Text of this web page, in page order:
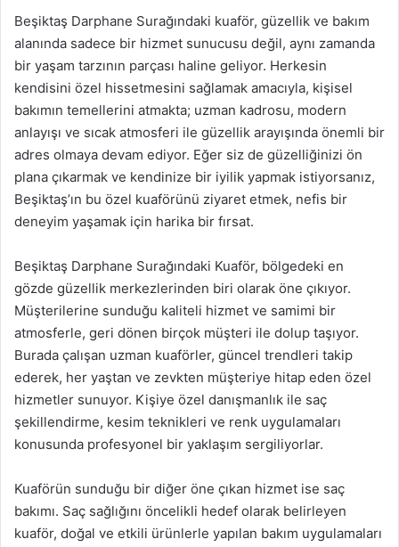
Beşiktaş Darphane Surağındaki kuaför, güzellik ve bakım
alanında sadece bir hizmet sunucusu değil, aynı zamanda
bir yaşam tarzının parçası haline geliyor. Herkesin
kendisini özel hissetmesini sağlamak amacıyla, kişisel
bakımın temellerini atmakta; uzman kadrosu, modern
anlayışı ve sıcak atmosferi ile güzellik arayışında önemli bir
adres olmaya devam ediyor. Eğer siz de güzelliğinizi ön
plana çıkarmak ve kendinize bir iyilik yapmak istiyorsanız,
Beşiktaş’ın bu özel kuaförünü ziyaret etmek, nefis bir
deneyim yaşamak için harika bir fırsat.
Beşiktaş Darphane Surağındaki Kuaför, bölgedeki en
gözde güzellik merkezlerinden biri olarak öne çıkıyor.
Müşterilerine sunduğu kaliteli hizmet ve samimi bir
atmosferle, geri dönen birçok müşteri ile dolup taşıyor.
Burada çalışan uzman kuaförler, güncel trendleri takip
ederek, her yaştan ve zevkten müşteriye hitap eden özel
hizmetler sunuyor. Kişiye özel danışmanlık ile saç
şekillendirme, kesim teknikleri ve renk uygulamaları
konusunda profesyonel bir yaklaşım sergiliyorlar.
Kuaförün sunduğu bir diğer öne çıkan hizmet ise saç
bakımı. Saç sağlığını öncelikli hedef olarak belirleyen
kuaför, doğal ve etkili ürünlerle yapılan bakım uygulamaları